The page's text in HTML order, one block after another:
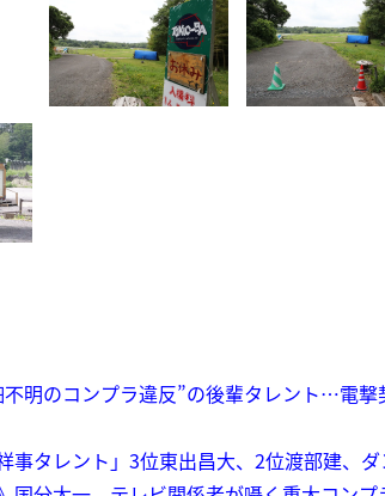
不明のコンプラ違反”の後輩タレント…電
事タレント」3位東出昌大、2位渡部建、